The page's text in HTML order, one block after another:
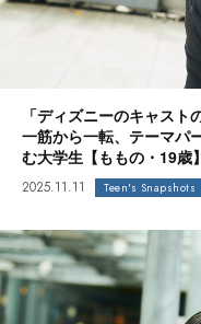
「ディズニーのキャス
一筋から一転、テーマパ
む大学生【ももの・19歳】
2025.11.11 Teen's Snapshots